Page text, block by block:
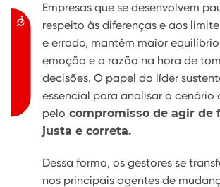
Acessibilidade
Empresas que se desenvolvem
respeito às diferenças e aos
e errado, mantêm maior
emoção e a razão na hora de
decisões. O papel do líder
essencial para analisar o cenário
pelo compromisso de agir de
justa e correta.
Dessa forma, os gestores se
nos principais agentes de